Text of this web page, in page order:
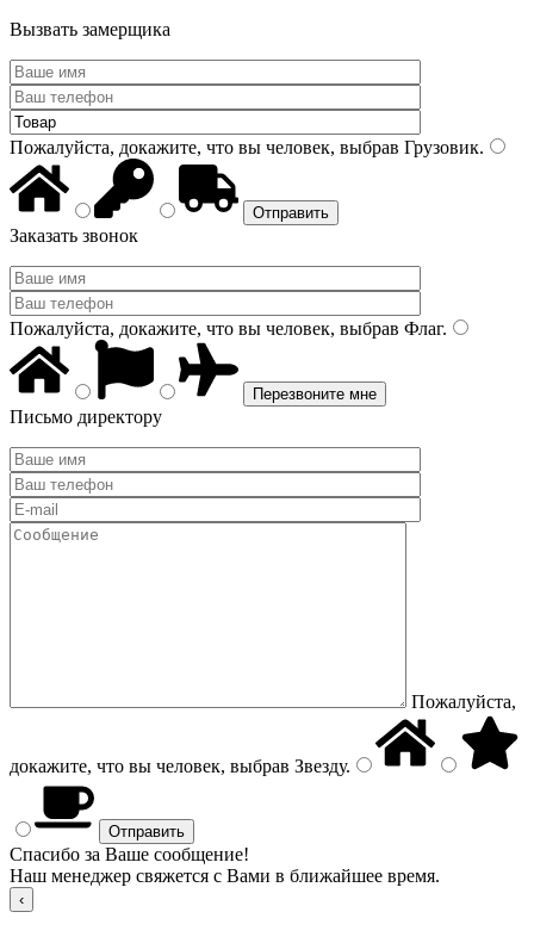
Вызвать замерщика
Пожалуйста, докажите, что вы человек, выбрав Грузовик.
Заказать звонок
Пожалуйста, докажите, что вы человек, выбрав Флаг.
Письмо директору
Пожалуйста,
докажите, что вы человек, выбрав Звезду.
Спасибо за Ваше сообщение!
Наш менеджер свяжется с Вами в ближайшее время.